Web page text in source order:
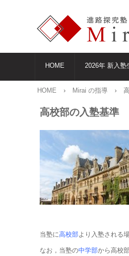
HOME 2026年 新入塾
HOME › Mirai の指導 ›
高校部の入塾基準
当塾に高校部より入塾される
なお，当塾の中学部から高校